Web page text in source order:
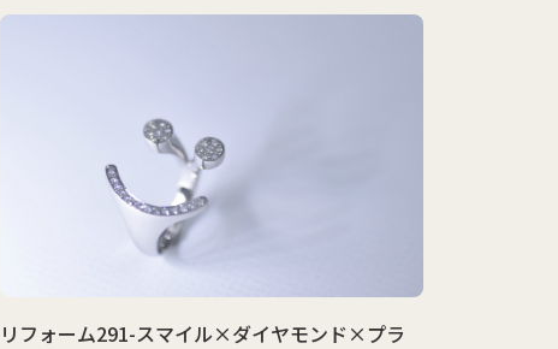
リフォーム291-スマイル×ダイヤモンド×プラ